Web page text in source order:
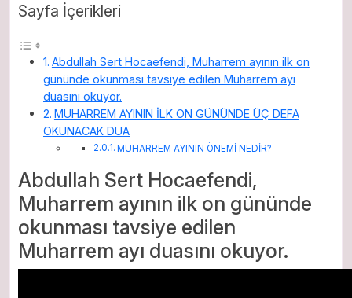
Sayfa İçerikleri
Abdullah Sert Hocaefendi, Muharrem ayının ilk on
gününde okunması tavsiye edilen Muharrem ayı
duasını okuyor.
MUHARREM AYININ İLK ON GÜNÜNDE ÜÇ DEFA
OKUNACAK DUA
MUHARREM AYININ ÖNEMİ NEDİR?
Abdullah Sert Hocaefendi,
Muharrem ayının ilk on gününde
okunması tavsiye edilen
Muharrem ayı duasını okuyor.